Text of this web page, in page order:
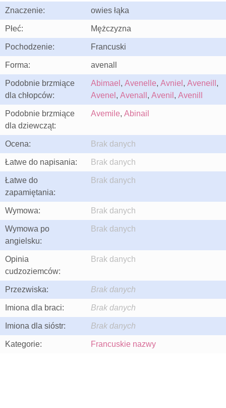
Znaczenie: owies łąka
Płeć: Mężczyzna
Pochodzenie: Francuski
Forma: avenall
Podobnie brzmiące
dla chłopców:
Abimael , Avenelle, Avniel , Aveneill ,
Avenel , Avenall , Avenil , Avenill
Podobnie brzmiące
dla dziewcząt:
Avemile, Abinail
Ocena: Brak danych
Łatwe do napisania: Brak danych
Łatwe do
zapamiętania:
Brak danych
Wymowa: Brak danych
Wymowa po
angielsku:
Brak danych
Opinia
cudzoziemców:
Brak danych
Przezwiska: Brak danych
Imiona dla braci: Brak danych
Imiona dla sióstr: Brak danych
Kategorie: Francuskie nazwy